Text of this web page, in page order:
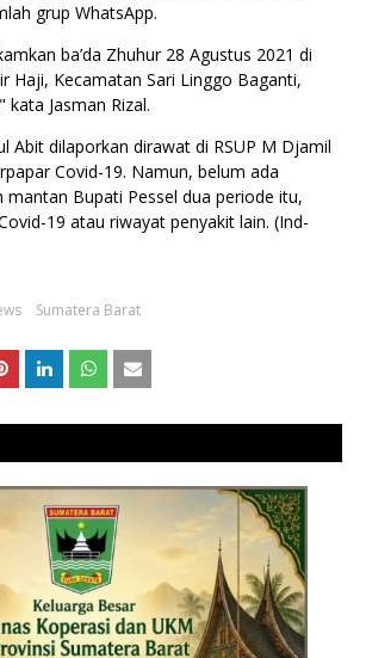
grup WhatsApp.
ba’da Zhuhur 28 Agustus 2021 di
Haji, Kecamatan Sari Linggo Baganti,
kata Jasman Rizal.
Abit dilaporkan dirawat di RSUP M Djamil
Covid-19. Namun, belum ada
mantan Bupati Pessel dua periode itu,
19 atau riwayat penyakit lain. (Ind-
Sumatera Barat